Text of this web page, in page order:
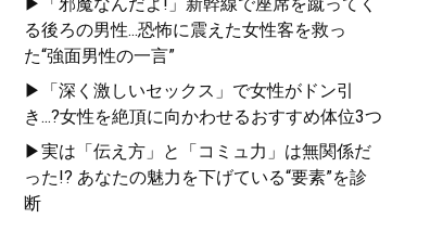
る後ろの男性...恐怖に震えた女性客を救っ
た“強面男性の一言”
▶「深く激しいセックス」で女性がドン引
き...?女性を絶頂に向かわせるおすすめ体位3つ
▶実は「伝え方」と「コミュ力」は無関係だ
った!? あなたの魅力を下げている“要素”を診
断